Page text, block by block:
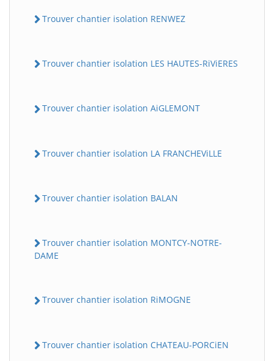
Trouver chantier isolation RENWEZ
Trouver chantier isolation LES HAUTES-RiViERES
Trouver chantier isolation AiGLEMONT
Trouver chantier isolation LA FRANCHEViLLE
Trouver chantier isolation BALAN
Trouver chantier isolation MONTCY-NOTRE-
DAME
Trouver chantier isolation RiMOGNE
Trouver chantier isolation CHATEAU-PORCiEN